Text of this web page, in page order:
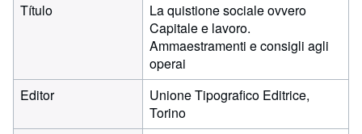
Título
La quistione sociale ovvero
Capitale e lavoro.
Ammaestramenti e consigli agli
operai
Editor
Unione Tipografico Editrice,
Torino